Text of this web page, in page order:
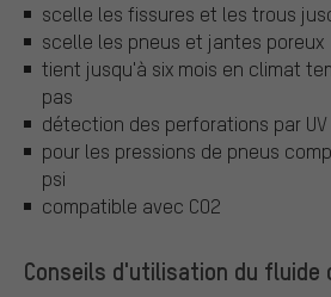
scelle les fissures et les trous
scelle les pneus et jantes poreux
tient jusqu'à six mois en climat
pas
détection des perforations par UV
pour les pressions de pneus
psi
compatible avec CO2
Conseils d'utilisation du fluide